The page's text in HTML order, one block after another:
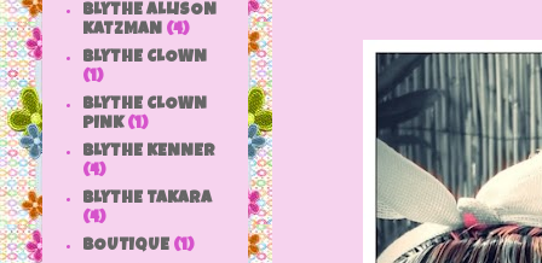
BLYTHE ALLISON
KATZMAN (4)
BLYTHE CLOWN
(1)
BLYTHE CLOWN
PINK (1)
BLYTHE KENNER
(4)
BLYTHE TAKARA
(4)
BOUTIQUE (1)